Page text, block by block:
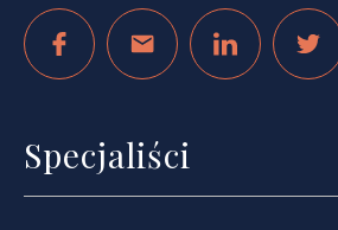
Specjaliści